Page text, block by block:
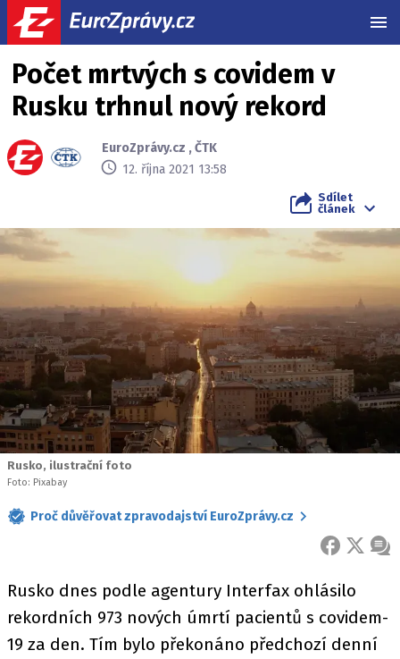
Počet mrtvých s covidem v
Rusku trhnul nový rekord
EuroZprávy.cz ,ČTK
12. října 2021 13:58
Sdílet
článek
Rusko, ilustrační foto
Foto: Pixabay
Proč důvěřovat zpravodajství EuroZprávy.cz
FACEBOOK
X
Rusko dnes podle agentury Interfax ohlásilo
rekordních 973 nových úmrtí pacientů s covidem-
19 za den. Tím bylo překonáno předchozí denní